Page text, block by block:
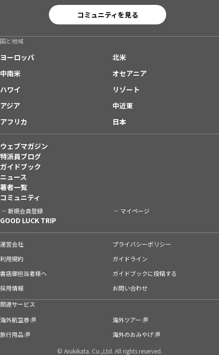
コミュニティを見る
国と地域
ヨーロッパ
北米
中南米
オセアニア
ハワイ
リゾート
アジア
中近東
アフリカ
日本
ウェブマガジン
特派員ブログ
ガイドブック
ニュース
著者一覧
コミュニティ
新規会員登録 マイページ
GOOD LUCK TRIP
運営会社
プライバシーポリシー
利用規約
ガイドライン
書店御担当者様へ
ガイドブックに投稿する
採用情報
お問い合わせ
関連サービス
海外航空券
海外ツアー
旅行用品
海外のおみやげ
© Arukikata. Co.,Ltd. All rights reserved.